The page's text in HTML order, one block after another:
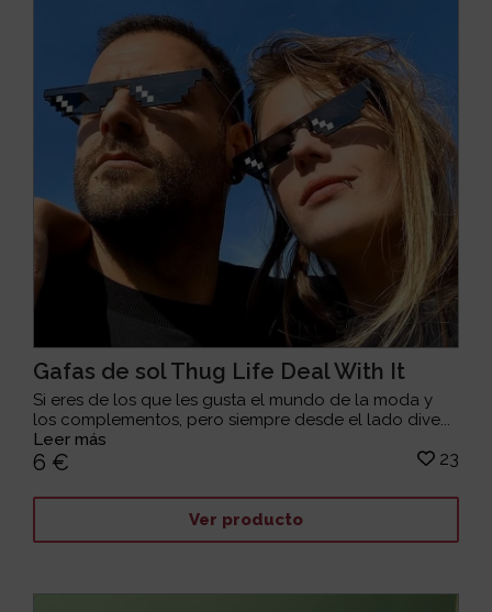
Gafas de sol Thug Life Deal With It
Si eres de los que les gusta el mundo de la moda y
los complementos, pero siempre desde el lado dive...
Leer más
6 € 23
Ver producto